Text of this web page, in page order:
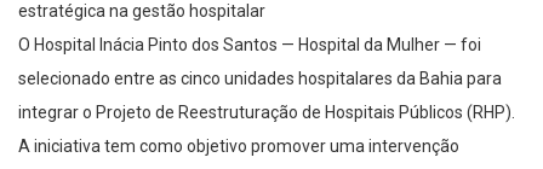
estratégica na gestão hospitalar
O Hospital Inácia Pinto dos Santos — Hospital da Mulher — foi
selecionado entre as cinco unidades hospitalares da Bahia para
integrar o Projeto de Reestruturação de Hospitais Públicos (RHP).
A iniciativa tem como objetivo promover uma intervenção